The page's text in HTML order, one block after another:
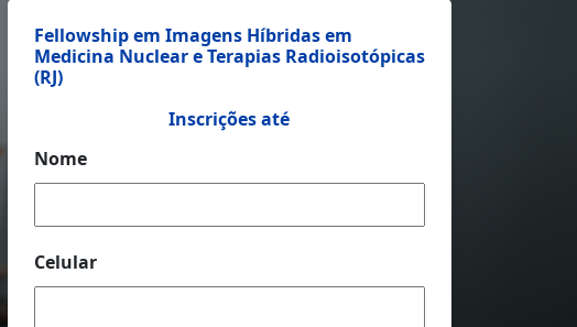
Fellowship em Imagens Híbridas em
Medicina Nuclear e Terapias Radioisotópicas
(RJ)
Inscrições até
Nome
Celular